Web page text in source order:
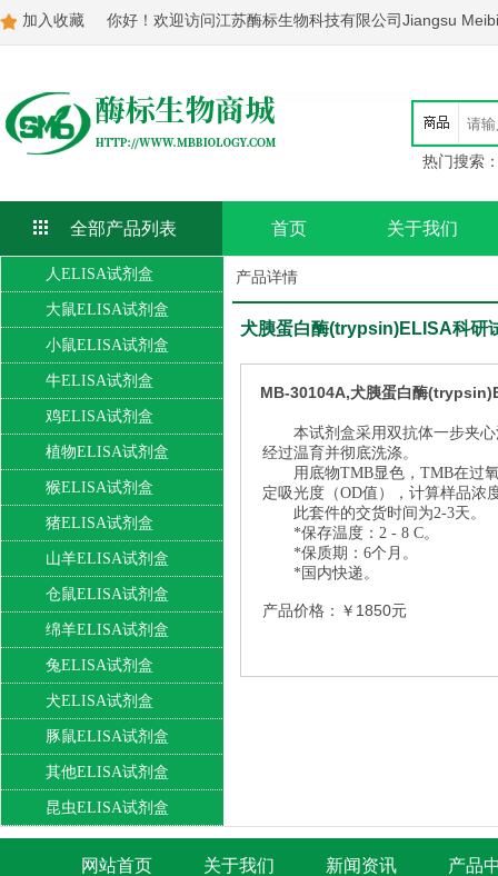
加入收藏 你好！欢迎访问江苏酶标生物科技有限公司Jiangsu
热门搜索
全部产品列表 首页 关于我们
人ELISA试剂盒
大鼠ELISA试剂盒
小鼠ELISA试剂盒
牛ELISA试剂盒
鸡ELISA试剂盒
植物ELISA试剂盒
猴ELISA试剂盒
猪ELISA试剂盒
山羊ELISA试剂盒
仓鼠ELISA试剂盒
绵羊ELISA试剂盒
兔ELISA试剂盒
犬ELISA试剂盒
豚鼠ELISA试剂盒
其他ELISA试剂盒
昆虫ELISA试剂盒
产品详情
犬胰蛋白酶(trypsin)ELISA科研
MB-30104A,犬胰蛋白酶
本试剂盒采用双抗体一步夹
经过温育并彻底洗涤。
用底物TMB显色，TMB在过
定吸光度（OD值），计算样品浓
此套件的交货时间为2-3天。
*保存温度：2 - 8 C。
*保质期：6个月。
*国内快递。
产品价格：￥1850元
网站首页 关于我们 新闻资讯 产品